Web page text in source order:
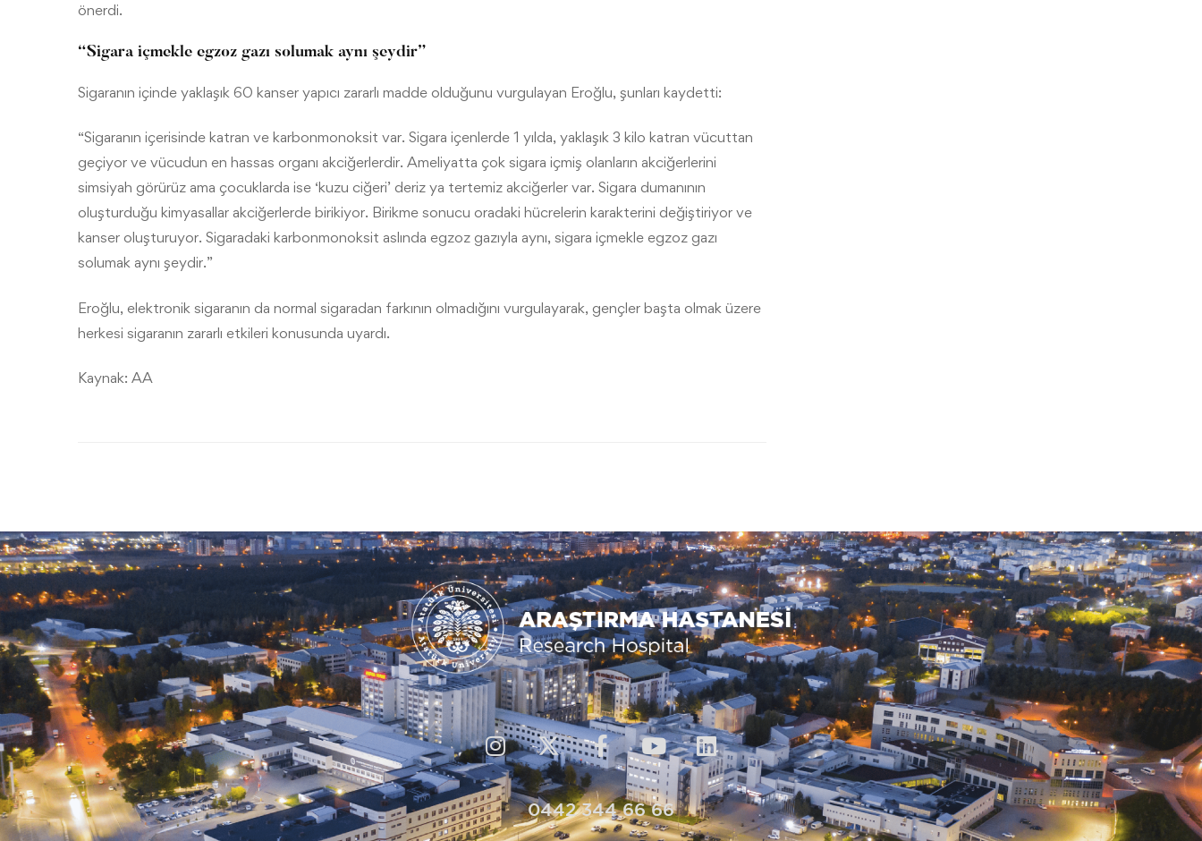
önerdi.
“Sigara içmekle egzoz gazı solumak aynı şeydir”
Sigaranın içinde yaklaşık 60 kanser yapıcı zararlı madde olduğunu vurgulayan Eroğlu, şunları kaydetti:
“Sigaranın içerisinde katran ve karbonmonoksit var. Sigara içenlerde 1 yılda, yaklaşık 3 kilo katran vücuttan
geçiyor ve vücudun en hassas organı akciğerlerdir. Ameliyatta çok sigara içmiş olanların akciğerlerini
simsiyah görürüz ama çocuklarda ise ‘kuzu ciğeri’ deriz ya tertemiz akciğerler var. Sigara dumanının
oluşturduğu kimyasallar akciğerlerde birikiyor. Birikme sonucu oradaki hücrelerin karakterini değiştiriyor ve
kanser oluşturuyor. Sigaradaki karbonmonoksit aslında egzoz gazıyla aynı, sigara içmekle egzoz gazı
solumak aynı şeydir.”
Eroğlu, elektronik sigaranın da normal sigaradan farkının olmadığını vurgulayarak, gençler başta olmak üzere
herkesi sigaranın zararlı etkileri konusunda uyardı.
Kaynak: AA
0442 344 66 66